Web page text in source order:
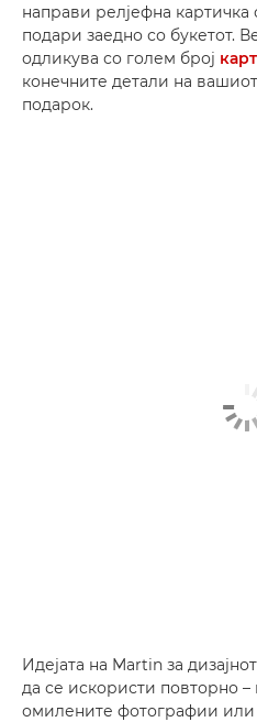
направи релјефна картичка
подари заедно со букетот.
одликува со голем број
конечните детали на
подарок.
Идејата на Martin за
да се искористи повторно
омилените фотографии